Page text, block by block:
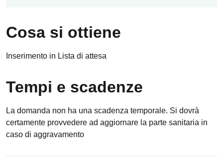
Cosa si ottiene
Inserimento in Lista di attesa
Tempi e scadenze
La domanda non ha una scadenza temporale. Si dovrà
certamente provvedere ad aggiornare la parte sanitaria in
caso di aggravamento